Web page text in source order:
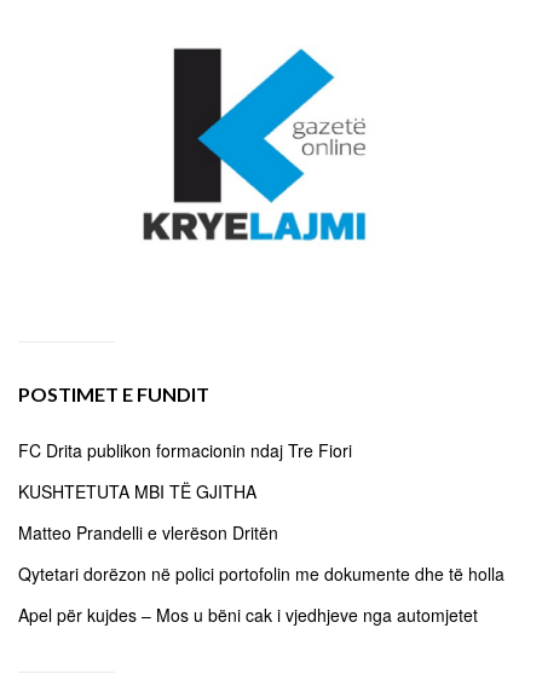
POSTIMET E FUNDIT
FC Drita publikon formacionin ndaj Tre Fiori
KUSHTETUTA MBI TË GJITHA
Matteo Prandelli e vlerëson Dritën
Qytetari dorëzon në polici portofolin me dokumente dhe të holla
Apel për kujdes – Mos u bëni cak i vjedhjeve nga automjetet